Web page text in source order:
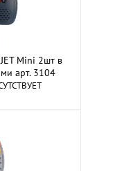
Mini 2шт в
арт. 3104